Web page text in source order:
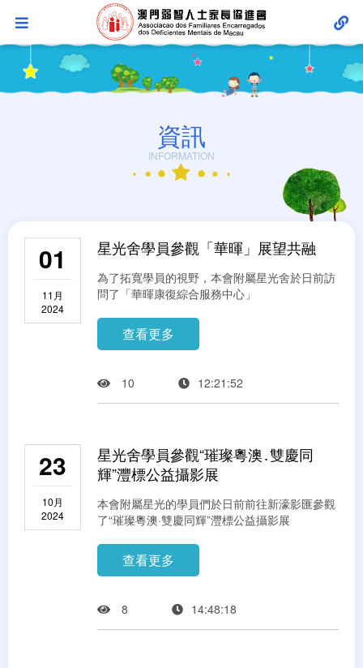
資訊
INFORMATION
01
11月
2024
星光舍學員參觀「華暉」展望共融
為了拓寬學員的視野，本會附屬星光舍於日前訪
問了「華暉康復綜合服務中心」
查看更多
10 12:21:52
23
10月
2024
星光舍學員參觀“璀璨粵澳․雙慶同
輝”灃標公益攝影展
本會附屬星光的學員們於日前前往新濠影匯參觀
了“璀璨粵澳·雙慶同輝”灃標公益攝影展
查看更多
8 14:48:18